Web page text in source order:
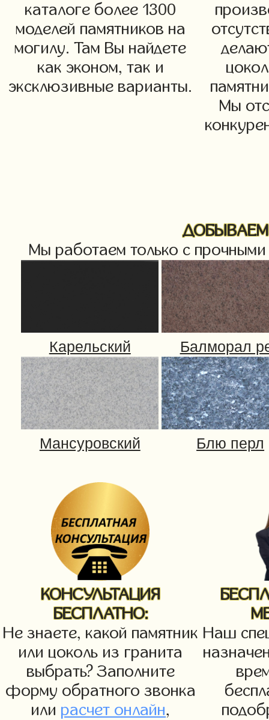
каталоге более 1300
моделей памятников на
могилу. Там Вы найдете
как эконом, так и
эксклюзивные варианты.
Мы
Мы работаем только с
КОНСУЛЬТАЦИЯ
БЕСПЛАТНО:
Не знаете, какой памятник
или цоколь из гранита
выбрать? Заполните
форму обратного звонка
или расчет онлайн,
Наш